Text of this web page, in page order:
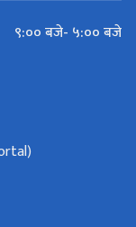
९:०० बजे- ५:०० बजे